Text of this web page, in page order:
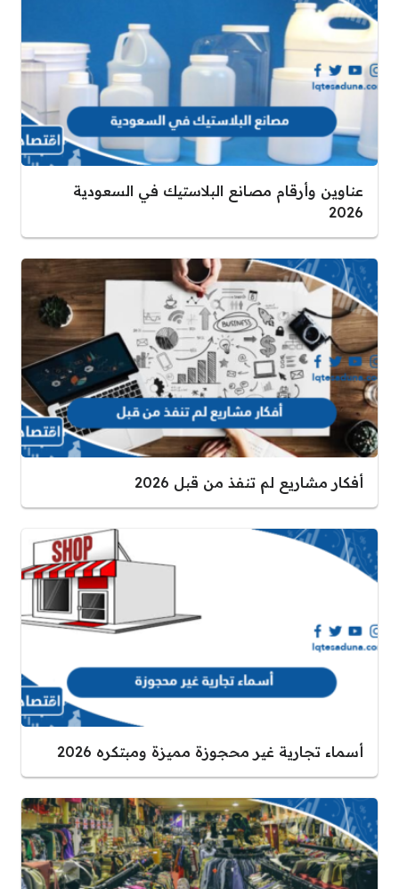
عناوين وأرقام مصانع البلاستيك في السعودية
2026
أفكار مشاريع لم تنفذ من قبل 2026
أسماء تجارية غير محجوزة مميزة ومبتكره 2026